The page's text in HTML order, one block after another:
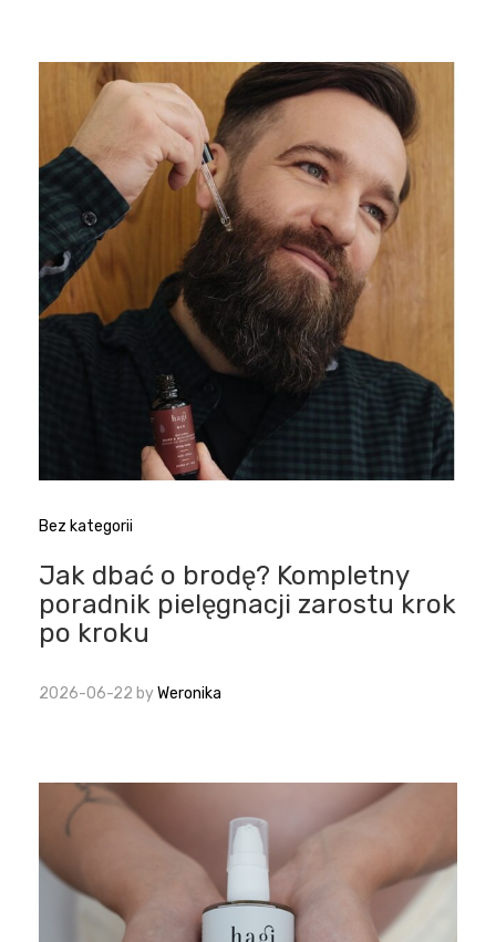
Bez kategorii
Jak dbać o brodę? Kompletny
poradnik pielęgnacji zarostu krok
po kroku
2026-06-22 byWeronika